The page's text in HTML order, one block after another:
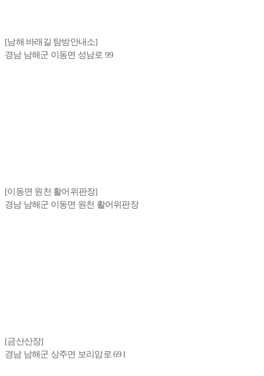
[남해 바래길 탐방안내소]
경남 남해군 이동면 성남로 99
[이동면 원천 활어위판장]
경남 남해군 이동면 원천 활어위판장
[금산산장]
경남 남해군 상주면 보리암로 691